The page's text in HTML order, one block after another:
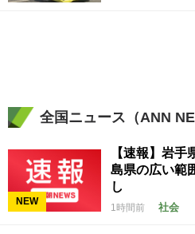
全国ニュース（ANN
NEW
【速報】岩
島県の広い範
し
1時間前 社会